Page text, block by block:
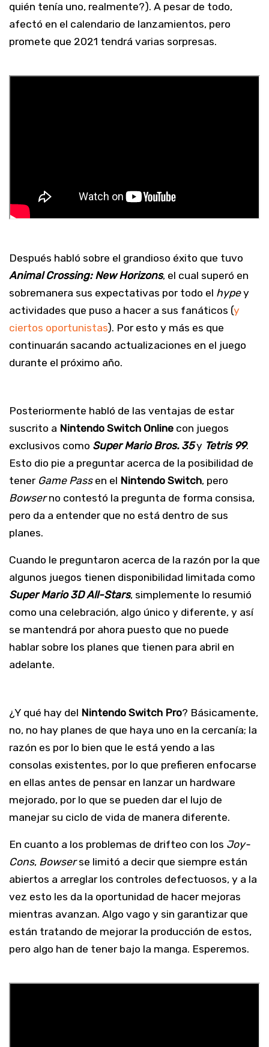
quién tenía uno, realmente?). A pesar de todo,
afectó en el calendario de lanzamientos, pero
promete que 2021 tendrá varias sorpresas.
Después habló sobre el grandioso éxito que tuvo
Animal Crossing: New Horizons, el cual superó en
sobremanera sus expectativas por todo el hypey
actividades que puso a hacer a sus fanáticos (y
ciertos oportunistas). Por esto y más es que
continuarán sacando actualizaciones en el juego
durante el próximo año.
Posteriormente habló de las ventajas de estar
suscrito a Nintendo Switch Online con juegos
exclusivos como Super Mario Bros. 35y Tetris 99.
Esto dio pie a preguntar acerca de la posibilidad de
tener Game Passen el Nintendo Switch, pero
Bowserno contestó la pregunta de forma consisa,
pero da a entender que no está dentro de sus
planes.
Cuando le preguntaron acerca de la razón por la que
algunos juegos tienen disponibilidad limitada como
Super Mario 3D All-Stars, simplemente lo resumió
como una celebración, algo único y diferente, y así
se mantendrá por ahora puesto que no puede
hablar sobre los planes que tienen para abril en
adelante.
¿Y qué hay del Nintendo Switch Pro? Básicamente,
no, no hay planes de que haya uno en la cercanía; la
razón es por lo bien que le está yendo a las
consolas existentes, por lo que prefieren enfocarse
en ellas antes de pensar en lanzar un hardware
mejorado, por lo que se pueden dar el lujo de
manejar su ciclo de vida de manera diferente.
En cuanto a los problemas de drifteo con los Joy-
Cons, Bowserse limitó a decir que siempre están
abiertos a arreglar los controles defectuosos, y a la
vez esto les da la oportunidad de hacer mejoras
mientras avanzan. Algo vago y sin garantizar que
están tratando de mejorar la producción de estos,
pero algo han de tener bajo la manga. Esperemos.